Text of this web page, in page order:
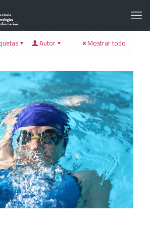
Autor Mostrar todo